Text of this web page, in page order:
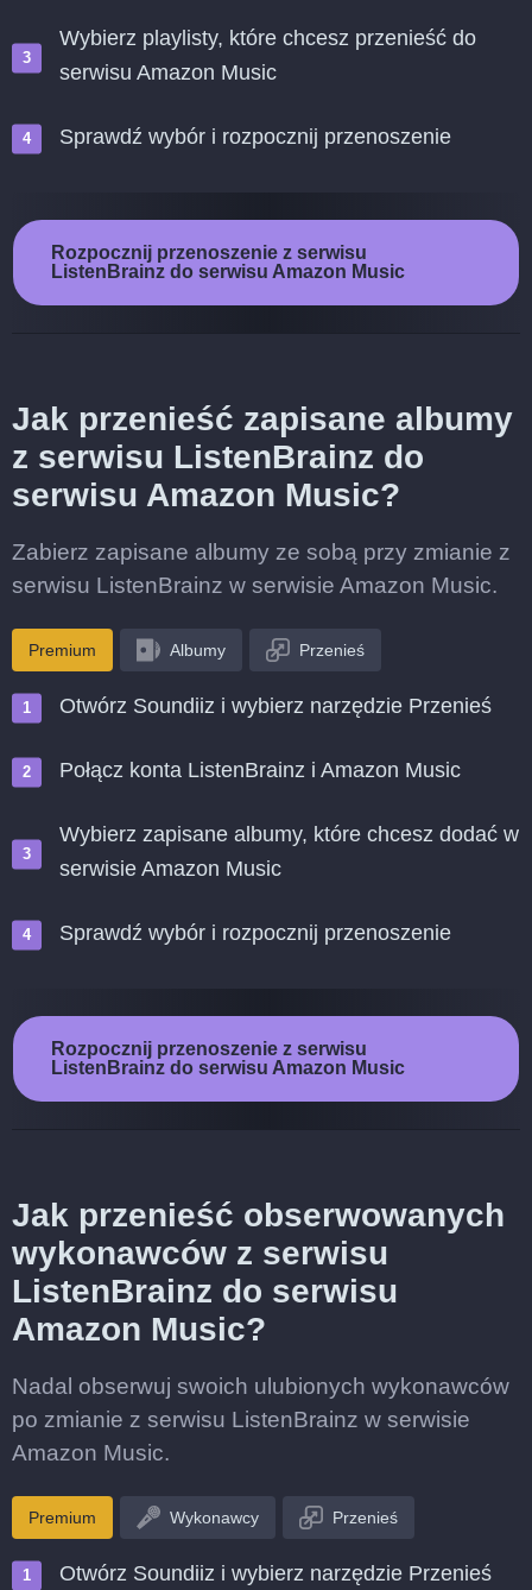
Wybierz playlisty, które chcesz przenieść do
serwisu Amazon Music
Sprawdź wybór i rozpocznij przenoszenie
Rozpocznij przenoszenie z serwisu
ListenBrainz do serwisu Amazon Music
Jak przenieść zapisane albumy
z serwisu ListenBrainz do
serwisu Amazon Music?
Zabierz zapisane albumy ze sobą przy zmianie z
serwisu ListenBrainz w serwisie Amazon Music.
Premium Albumy Przenieś
Otwórz Soundiiz i wybierz narzędzie Przenieś
Połącz konta ListenBrainz i Amazon Music
Wybierz zapisane albumy, które chcesz dodać w
serwisie Amazon Music
Sprawdź wybór i rozpocznij przenoszenie
Rozpocznij przenoszenie z serwisu
ListenBrainz do serwisu Amazon Music
Jak przenieść obserwowanych
wykonawców z serwisu
ListenBrainz do serwisu
Amazon Music?
Nadal obserwuj swoich ulubionych wykonawców
po zmianie z serwisu ListenBrainz w serwisie
Amazon Music.
Premium Wykonawcy Przenieś
Otwórz Soundiiz i wybierz narzędzie Przenieś